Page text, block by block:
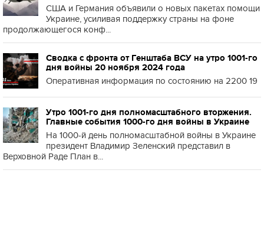
США и Германия объявили о новых пакетах помощи
Украине, усиливая поддержку страны на фоне
продолжающегося конф...
Сводка с фронта от Генштаба ВСУ на утро 1001-го
дня войны 20 ноября 2024 года
Оперативная информация по состоянию на 2200 19
Утро 1001-го дня полномасштабного вторжения.
Главные события 1000-го дня войны в Украине
На 1000-й день полномасштабной войны в Украине
президент Владимир Зеленский представил в
Верховной Раде План в...